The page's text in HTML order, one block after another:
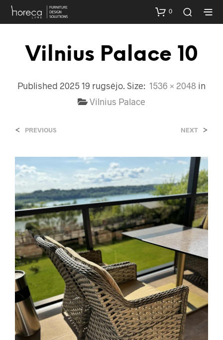
0
Vilnius Palace 10
Published 2025 19 rugsėjo. Size: 1536 × 2048 in
Vilnius Palace
< PREVIOUS NEXT >